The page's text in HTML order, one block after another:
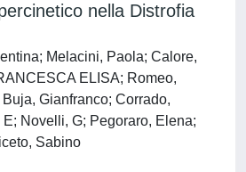
nella Distrofia
Melacini, Paola; Calore,
ELISA; Romeo,
Gianfranco; Corrado,
Novelli, G; Pegoraro, Elena;
Sabino